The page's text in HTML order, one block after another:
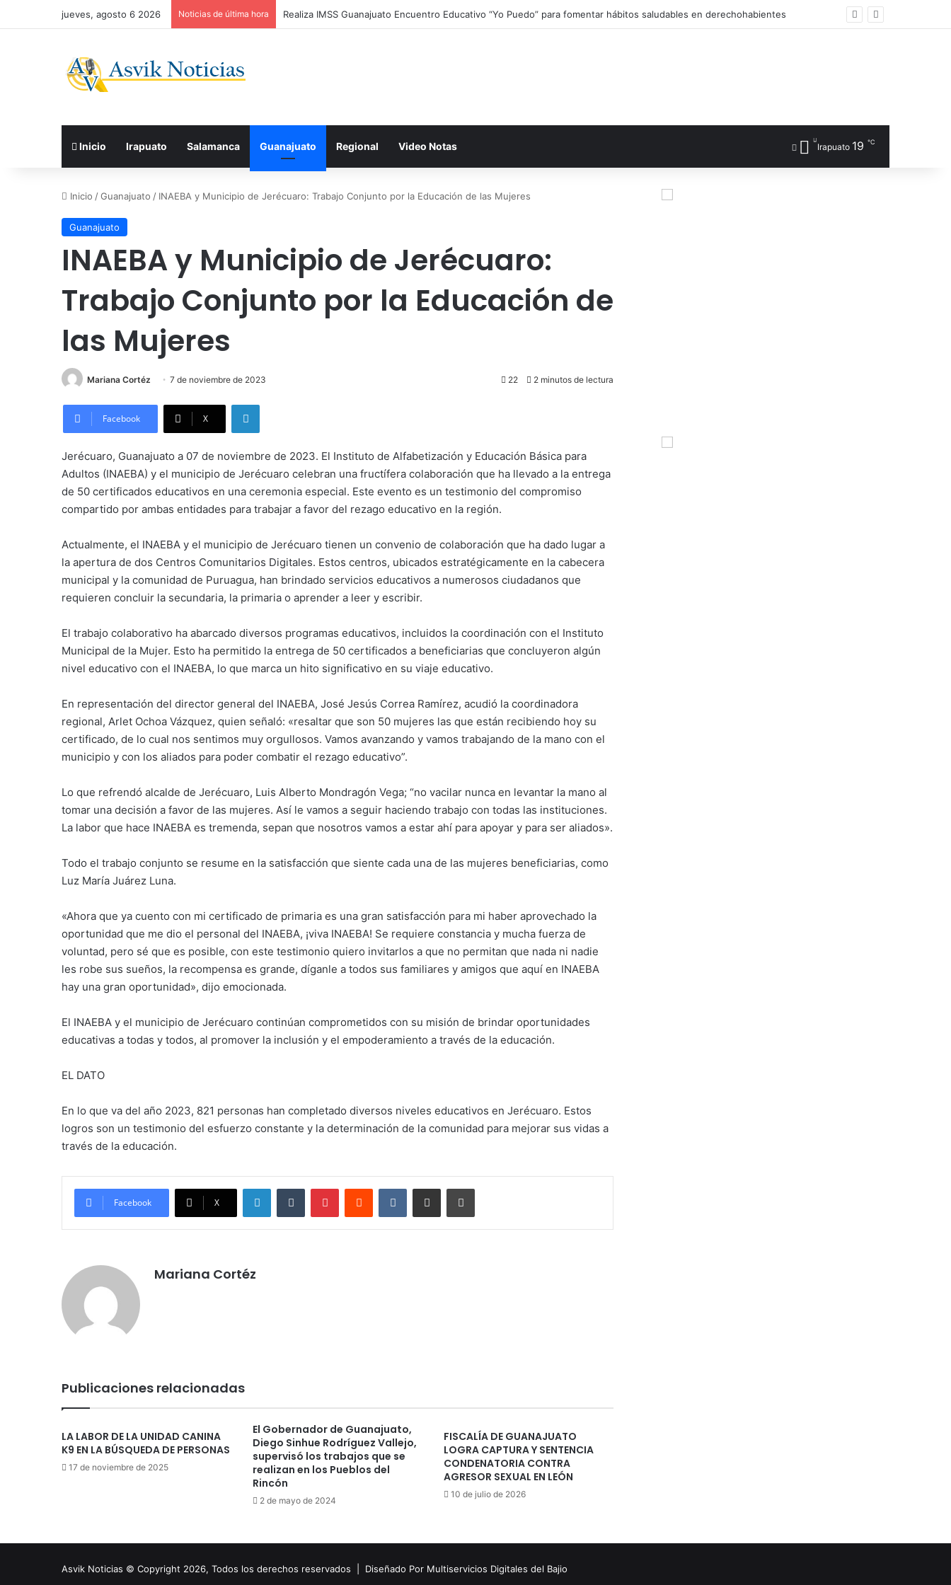
jueves, agosto 6 2026 Noticias de última hora Realiza IMSS Guanajuato Encuentro Educativo “Yo Puedo” para fomentar hábitos saludables en derechohabientes
Inicio Irapuato Salamanca Guanajuato Regional Video Notas Irapuato 19 ℃
Inicio /Guanajuato / INAEBA y Municipio de Jerécuaro: Trabajo Conjunto por la Educación de las Mujeres
Guanajuato
INAEBA y Municipio de Jerécuaro:
Trabajo Conjunto por la Educación de
las Mujeres
Mariana Cortéz 7 de noviembre de 2023 22 2 minutos de lectura
Facebook X
LinkedIn
Jerécuaro, Guanajuato a 07 de noviembre de 2023. El Instituto de Alfabetización y Educación Básica para
Adultos (INAEBA) y el municipio de Jerécuaro celebran una fructífera colaboración que ha llevado a la entrega
de 50 certificados educativos en una ceremonia especial. Este evento es un testimonio del compromiso
compartido por ambas entidades para trabajar a favor del rezago educativo en la región.
Actualmente, el INAEBA y el municipio de Jerécuaro tienen un convenio de colaboración que ha dado lugar a
la apertura de dos Centros Comunitarios Digitales. Estos centros, ubicados estratégicamente en la cabecera
municipal y la comunidad de Puruagua, han brindado servicios educativos a numerosos ciudadanos que
requieren concluir la secundaria, la primaria o aprender a leer y escribir.
El trabajo colaborativo ha abarcado diversos programas educativos, incluidos la coordinación con el Instituto
Municipal de la Mujer. Esto ha permitido la entrega de 50 certificados a beneficiarias que concluyeron algún
nivel educativo con el INAEBA, lo que marca un hito significativo en su viaje educativo.
En representación del director general del INAEBA, José Jesús Correa Ramírez, acudió la coordinadora
regional, Arlet Ochoa Vázquez, quien señaló: «resaltar que son 50 mujeres las que están recibiendo hoy su
certificado, de lo cual nos sentimos muy orgullosos. Vamos avanzando y vamos trabajando de la mano con el
municipio y con los aliados para poder combatir el rezago educativo”.
Lo que refrendó alcalde de Jerécuaro, Luis Alberto Mondragón Vega; “no vacilar nunca en levantar la mano al
tomar una decisión a favor de las mujeres. Así le vamos a seguir haciendo trabajo con todas las instituciones.
La labor que hace INAEBA es tremenda, sepan que nosotros vamos a estar ahí para apoyar y para ser aliados».
Todo el trabajo conjunto se resume en la satisfacción que siente cada una de las mujeres beneficiarias, como
Luz María Juárez Luna.
«Ahora que ya cuento con mi certificado de primaria es una gran satisfacción para mi haber aprovechado la
oportunidad que me dio el personal del INAEBA, ¡viva INAEBA! Se requiere constancia y mucha fuerza de
voluntad, pero sé que es posible, con este testimonio quiero invitarlos a que no permitan que nada ni nadie
les robe sus sueños, la recompensa es grande, díganle a todos sus familiares y amigos que aquí en INAEBA
hay una gran oportunidad», dijo emocionada.
El INAEBA y el municipio de Jerécuaro continúan comprometidos con su misión de brindar oportunidades
educativas a todas y todos, al promover la inclusión y el empoderamiento a través de la educación.
EL DATO
En lo que va del año 2023, 821 personas han completado diversos niveles educativos en Jerécuaro. Estos
logros son un testimonio del esfuerzo constante y la determinación de la comunidad para mejorar sus vidas a
través de la educación.
Facebook X
LinkedInTumblr PinterestReddit VKontakteCompartir por correo electrónicoImprimir
Mariana Cortéz
Publicaciones relacionadas
LA LABOR DE LA UNIDAD CANINA
K9 EN LA BÚSQUEDA DE PERSONAS
17 de noviembre de 2025
El Gobernador de Guanajuato,
Diego Sinhue Rodríguez Vallejo,
supervisó los trabajos que se
realizan en los Pueblos del
Rincón
2 de mayo de 2024
FISCALÍA DE GUANAJUATO
LOGRA CAPTURA Y SENTENCIA
CONDENATORIA CONTRA
AGRESOR SEXUAL EN LEÓN
10 de julio de 2026
Asvik Noticias © Copyright 2026, Todos los derechos reservados | Diseñado Por Multiservicios Digitales del Bajio